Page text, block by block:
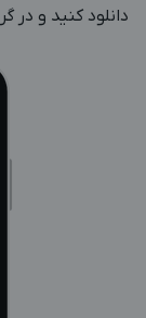
دانلود کنید و در